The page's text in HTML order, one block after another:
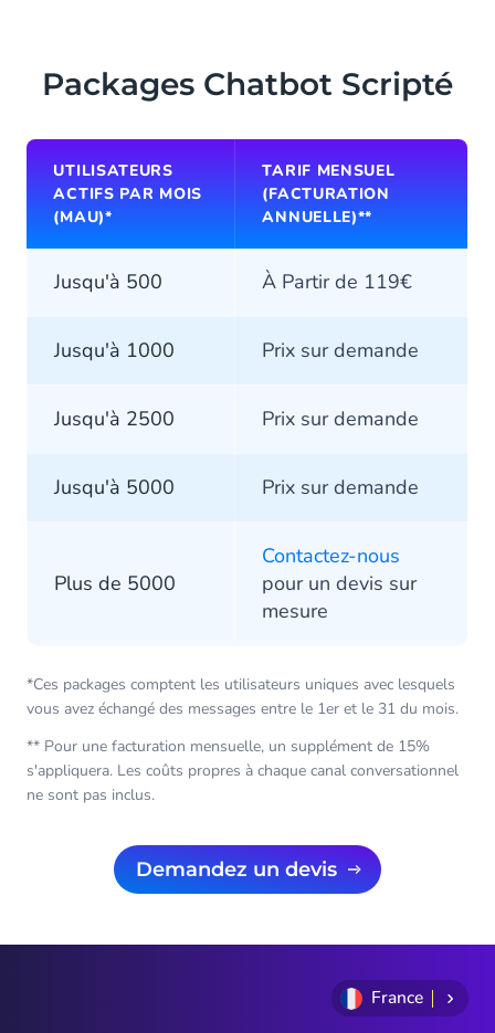
Packages Chatbot Scripté
*Ces packages comptent les utilisateurs uniques avec lesquels
vous avez échangé des messages entre le 1er et le 31 du mois.
** Pour une facturation mensuelle, un supplément de 15%
s'appliquera. Les coûts propres à chaque canal conversationnel
ne sont pas inclus.
UTILISATEURS
ACTIFS PAR MOIS
(MAU)*
TARIF MENSUEL
(FACTURATION
ANNUELLE)**
Jusqu'à 500 À Partir de 119€
Jusqu'à 1000 Prix sur demande
Jusqu'à 2500 Prix sur demande
Jusqu'à 5000 Prix sur demande
Plus de 5000
Contactez-nous
pour un devis sur
mesure
Demandez un devis
France